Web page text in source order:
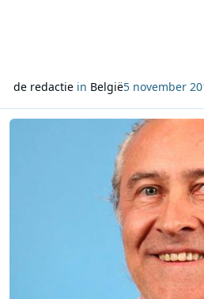
de redactiein België5 november
Lees meer over Gust De Coster weer